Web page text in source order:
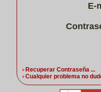
E-
Recuperar Contraseña ...
Cualquier problema no